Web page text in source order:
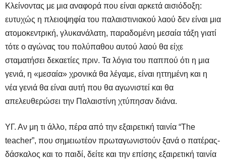
Κλείνοντας με μια αναφορά που είναι αρκετά αισιόδοξη:
ευτυχώς η πλειοψηφία του παλαιστινιακού λαού δεν είναι μια
ατομοκεντρική, γλυκανάλατη, παραδομένη μεσαία τάξη γιατί
τότε ο αγώνας του πολύπαθου αυτού λαού θα είχε
σταματήσει δεκαετίες πριν. Τα λόγια του παππού ότι η μια
γενιά, η «μεσαία» χρονικά θα λέγαμε, είναι ηττημένη και η
νέα γενιά θα είναι αυτή που θα αγωνιστεί και θα
απελευθερώσει την Παλαιστίνη χτύπησαν διάνα.
ΥΓ. Αν μη τι άλλο, πέρα από την εξαιρετική ταινία “The
teacher”, που σημειωτέον πρωταγωνιστούν ξανά ο πατέρας-
δάσκαλος και το παιδί, δείτε και την επίσης εξαιρετική ταινία